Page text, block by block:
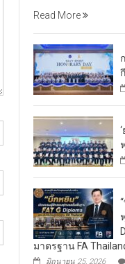
Read More
มาตรฐาน FA
มิถุนายน 25, 2026